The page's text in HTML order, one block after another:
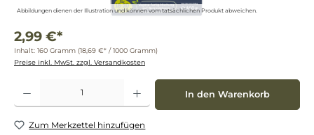
Abbildungen dienen der Illustration und können vom tatsächlichen Produkt abweichen.
2,99 €*
Inhalt: 160 Gramm (18,69 €* / 1000 Gramm)
Preise inkl. MwSt. zzgl. Versandkosten
Produkt Anzahl: Gib den gewünschten Wert ein oder benutze die Schaltflächen um
In den Warenkorb
Zum Merkzettel hinzufügen